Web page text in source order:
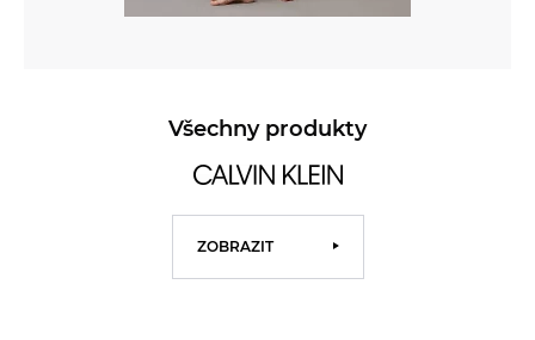
Všechny produkty
ZOBRAZIT